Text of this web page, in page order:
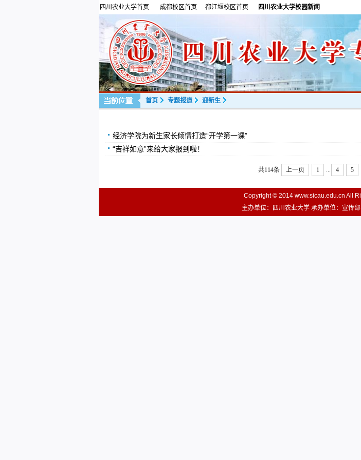
四川农业大学首页 成都校区首页 都江堰校区首页 四川农业大学校园新闻
首页 专题报道 迎新生
经济学院为新生家长倾情打造“开学第一课”
“吉祥如意”来给大家报到啦！
共114条 上一页 1 4 5
Copyright © 2014 www.sicau.edu.cn All
主办单位：四川农业大学 承办单位：宣传